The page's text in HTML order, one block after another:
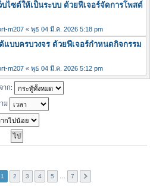
ไซต์ให้เป็นระบบ ด้วยฟีเจอร์จัดการโพสต์
m207 « พุธ 04 มี.ค. 2026 5:18 pm
บบครบวงจร ด้วยฟีเจอร์กำหนดกิจกรรม
m207 « พุธ 04 มี.ค. 2026 5:12 pm
าก:
ม
1 2 3 4 5 7